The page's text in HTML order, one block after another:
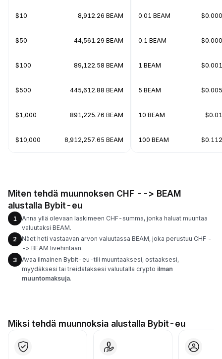
$10 8,912.26 BEAM
$50 44,561.29 BEAM
$100 89,122.58 BEAM
$500 445,612.88 BEAM
$1,000 891,225.76 BEAM
$10,000 8,912,257.65 BEAM
0.01 BEAM
0.1 BEAM
1 BEAM
5 BEAM
10 BEAM
100 BEAM
Miten tehdä muunnoksen CHF --> BEAM
alustalla Bybit-eu
1
Anna yllä olevaan laskimeen CHF-summa, jonka haluat muuntaa
valuutaksi BEAM.
2
Näet heti vastaavan arvon valuutassa BEAM, joka perustuu CHF -
-> BEAM livehintaan.
3
Avaa ilmainen Bybit-eu-tili muuntaaksesi, ostaaksesi,
myydäksesi tai treidataksesi valuutalla crypto ilman
muuntomaksuja.
Miksi tehdä muunnoksia alustalla Bybit-eu